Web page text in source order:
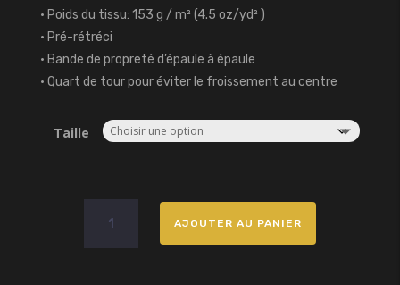
• Poids du tissu: 153 g / m² (4.5 oz/yd² )
• Pré-rétréci
• Bande de propreté d’épaule à épaule
• Quart de tour pour éviter le froissement au centre
Taille
T-
AJOUTER AU PANIER